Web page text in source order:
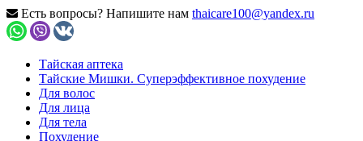
Есть вопросы? Напишите нам thaicare100@yandex.ru
Тайская аптека
Тайские Мишки. Суперэффективное похудение
Для волос
Для лица
Для тела
Похудение